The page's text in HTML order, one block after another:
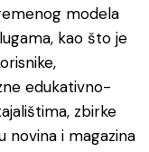
modela
kao što je
edukativno-
zbirke
novina i magazina